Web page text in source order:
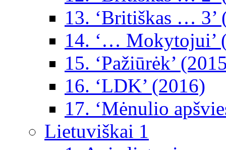
13. ‘Britiškas … 3’
14. ‘… Mokytojui’
15. ‘Pažiūrėk’
16. ‘LDK’ (2016)
17. ‘Mėnulio
Lietuviškai 1